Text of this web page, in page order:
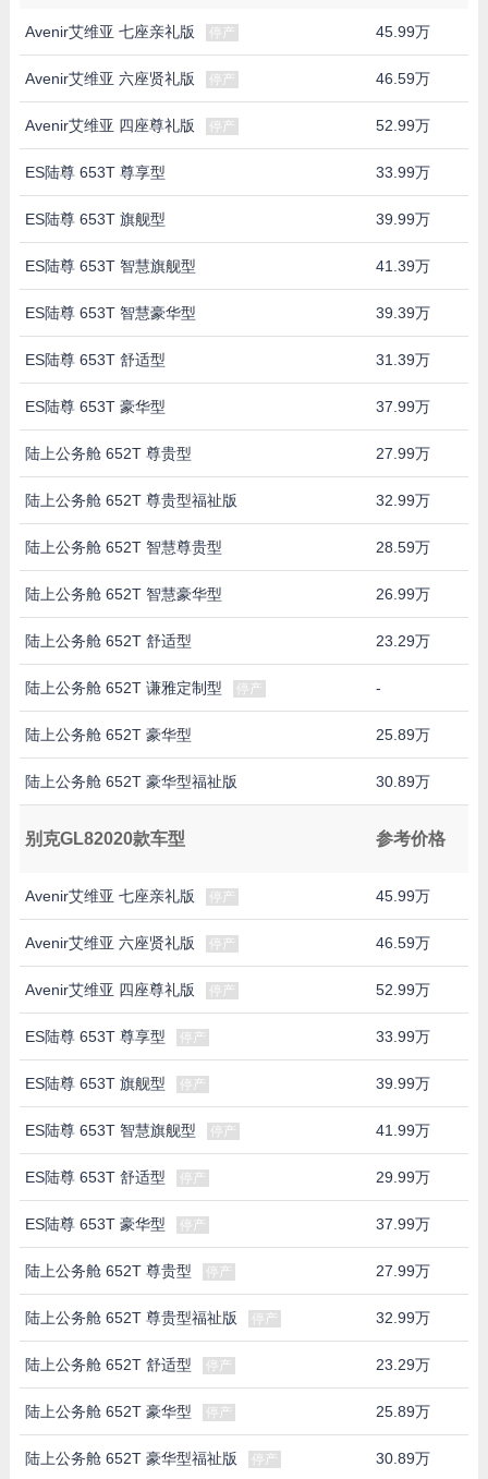
Avenir艾维亚 七座亲礼版 停产 45.99万
Avenir艾维亚 六座贤礼版 停产 46.59万
Avenir艾维亚 四座尊礼版 停产 52.99万
ES陆尊 653T 尊享型 33.99万
ES陆尊 653T 旗舰型 39.99万
ES陆尊 653T 智慧旗舰型 41.39万
ES陆尊 653T 智慧豪华型 39.39万
ES陆尊 653T 舒适型 31.39万
ES陆尊 653T 豪华型 37.99万
陆上公务舱 652T 尊贵型 27.99万
陆上公务舱 652T 尊贵型福祉版 32.99万
陆上公务舱 652T 智慧尊贵型 28.59万
陆上公务舱 652T 智慧豪华型 26.99万
陆上公务舱 652T 舒适型 23.29万
陆上公务舱 652T 谦雅定制型 停产 -
陆上公务舱 652T 豪华型 25.89万
陆上公务舱 652T 豪华型福祉版 30.89万
别克GL82020款车型 参考价格
Avenir艾维亚 七座亲礼版 停产 45.99万
Avenir艾维亚 六座贤礼版 停产 46.59万
Avenir艾维亚 四座尊礼版 停产 52.99万
ES陆尊 653T 尊享型 停产 33.99万
ES陆尊 653T 旗舰型 停产 39.99万
ES陆尊 653T 智慧旗舰型 停产 41.99万
ES陆尊 653T 舒适型 停产 29.99万
ES陆尊 653T 豪华型 停产 37.99万
陆上公务舱 652T 尊贵型 停产 27.99万
陆上公务舱 652T 尊贵型福祉版 停产 32.99万
陆上公务舱 652T 舒适型 停产 23.29万
陆上公务舱 652T 豪华型 停产 25.89万
陆上公务舱 652T 豪华型福祉版 停产 30.89万